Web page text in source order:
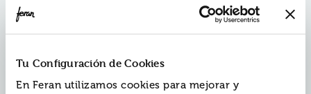
Tu Configuración de Cookies
En Feran utilizamos cookies para mejorar y